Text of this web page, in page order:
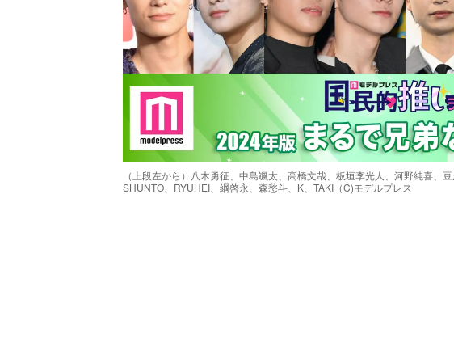
（上段左から）八木勇征、中島颯太、高橋文哉、板垣李光人、河野純喜、
SHUNTO、RYUHEI、綱啓永、森愁斗、K、TAKI（C)モデルプレス